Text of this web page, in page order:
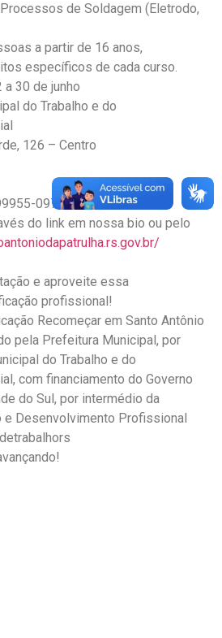
de Soldagem (Eletrodo,
a partir de 16 anos,
específicos de cada curso.
a 30 de junho
do Trabalho e do
126 – Centro
0974
do link em nossa bio ou pelo
e aproveite essa
profissional!
Recomeçar em Santo Antônio
pela Prefeitura Municipal, por
do Trabalho e do
com financiamento do Governo
do Sul, por intermédio da
e Desenvolvimento Profissional